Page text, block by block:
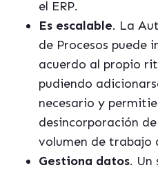
el ERP.
Es escalable. La
de Procesos puede
acuerdo al propio
pudiendo
necesario y
desincorporación
volumen de trabajo
Gestiona datos. Un